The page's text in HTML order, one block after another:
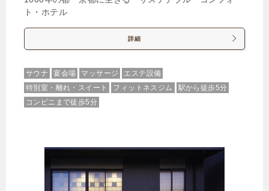
ト・ホテル
詳細
サウナ 宴会場 マッサージ
エステ設備
特別室・離れ・スイート
フィットネスジム
駅から徒歩5分
コンビニまで徒歩5分